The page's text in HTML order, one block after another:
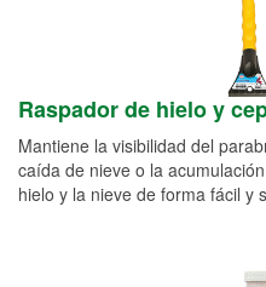
Raspador de hielo y
Mantiene la visibilidad del
caída de nieve o la
hielo y la nieve de forma fácil y